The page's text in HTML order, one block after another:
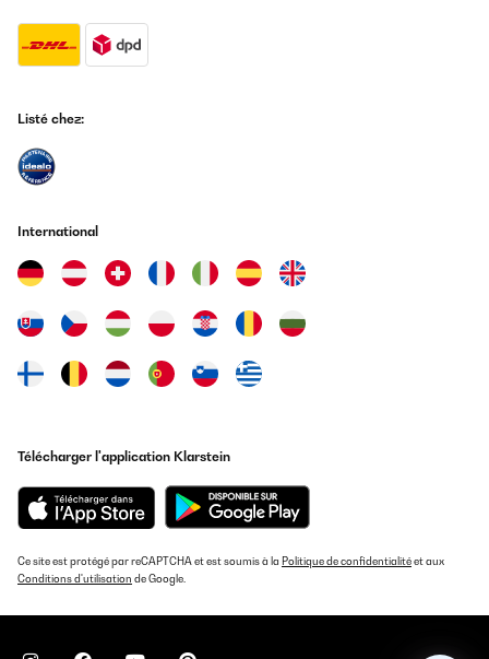
Listé chez:
International
Télécharger l'application Klarstein
Ce site est protégé par reCAPTCHA et est soumis à la Politique de confidentialitéet aux
Conditions d'utilisation de Google.